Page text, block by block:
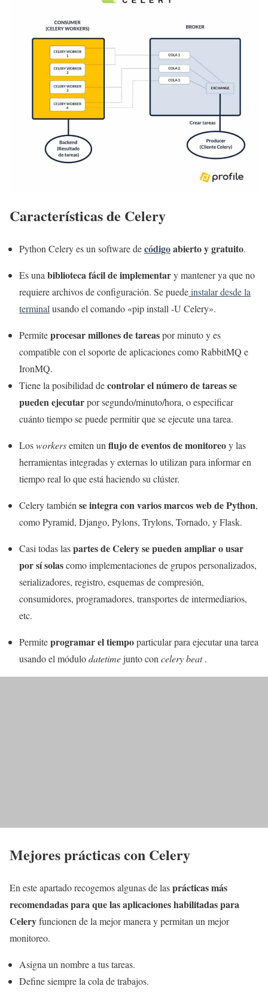
Características de Celery
Python Celery es un software decódigoabierto y gratuito.
Es unabiblioteca fácil de implementary mantener ya que no
requiere archivos de configuración. Se puedeinstalar desde la
terminalusando el comando «pip install -U Celery».
Permiteprocesar millones de tareaspor minuto y es
compatible con el soporte de aplicaciones como RabbitMQ e
IronMQ.
Tiene la posibilidad decontrolar el número de tareas se
pueden ejecutarpor segundo/minuto/hora, o especificar
cuánto tiempo se puede permitir que se ejecute una tarea.
Losworkersemiten unflujo de eventos de monitoreoy las
herramientas integradas y externas lo utilizan para informar en
tiempo real lo que está haciendo su clúster.
Celery tambiénse integra con varios marcos web de Python,
como Pyramid, Django, Pylons, Trylons, Tornado, y Flask.
Casi todas laspartes de Celery se pueden ampliar o usar
por sí solascomo implementaciones de grupos personalizados,
serializadores, registro, esquemas de compresión,
consumidores, programadores, transportes de intermediarios,
etc.
Permiteprogramar el tiempoparticular para ejecutar una tarea
usando el módulodatetimejunto concelery beat.
Mejores prácticas con Celery
En este apartado recogemos algunas de lasprácticas más
recomendadas para que las aplicaciones habilitadas para
Celeryfuncionen de la mejor manera y permitan un mejor
monitoreo.
Asigna un nombre a tus tareas.
Define siempre la cola de trabajos.